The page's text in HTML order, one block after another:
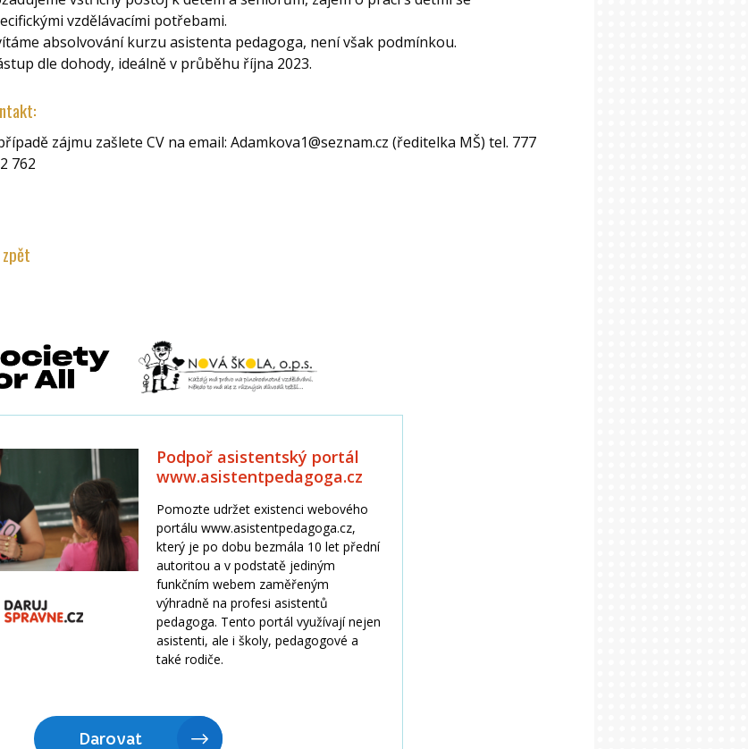
vzdělávacími potřebami.
absolvování kurzu asistenta pedagoga, není však podmínkou.
dle dohody, ideálně v průběhu října 2023.
zájmu zašlete CV na email: Adamkova1@seznam.cz (ředitelka MŠ) tel. 777
762